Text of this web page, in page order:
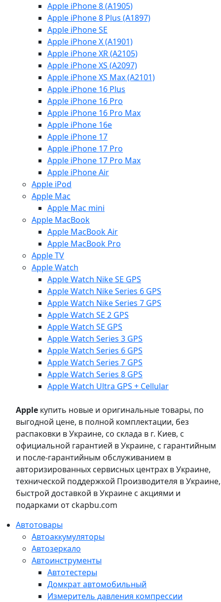
Apple iPhone 8 (A1905)
Apple iPhone 8 Plus (A1897)
Apple iPhone SE
Apple iPhone X (A1901)
Apple iPhone XR (A2105)
Apple iPhone XS (A2097)
Apple iPhone XS Max (A2101)
Apple iPhone 16 Plus
Apple iPhone 16 Pro
Apple iPhone 16 Pro Max
Apple iPhone 16e
Apple iPhone 17
Apple iPhone 17 Pro
Apple iPhone 17 Pro Max
Apple iPhone Air
Apple iPod
Apple Mac
Apple Mac mini
Apple MacBook
Apple MacBook Air
Apple MacBook Pro
Apple TV
Apple Watch
Apple Watch Nike SE GPS
Apple Watch Nike Series 6 GPS
Apple Watch Nike Series 7 GPS
Apple Watch SE 2 GPS
Apple Watch SE GPS
Apple Watch Series 3 GPS
Apple Watch Series 6 GPS
Apple Watch Series 7 GPS
Apple Watch Series 8 GPS
Apple Watch Ultra GPS + Cellular
Apple купить новые и оригинальные товары, по
выгодной цене, в полной комплектации, без
распаковки в Украине, со склада в г. Киев, с
официальной гарантией в Украине, с гарантийным
и после-гарантийным обслуживанием в
авторизированных сервисных центрах в Украине,
технической поддержкой Производителя в Украине,
быстрой доставкой в Украине с акциями и
подарками от ckapbu.com
Автотовары
Автоаккумуляторы
Автозеркало
Автоинструменты
Автотестеры
Домкрат автомобильный
Измеритель давления компрессии